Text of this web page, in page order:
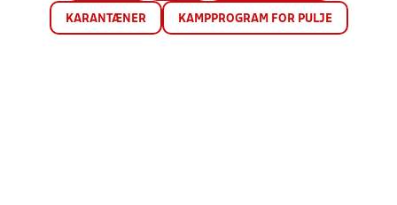
KARANTÆNER KAMPPROGRAM FOR PULJE